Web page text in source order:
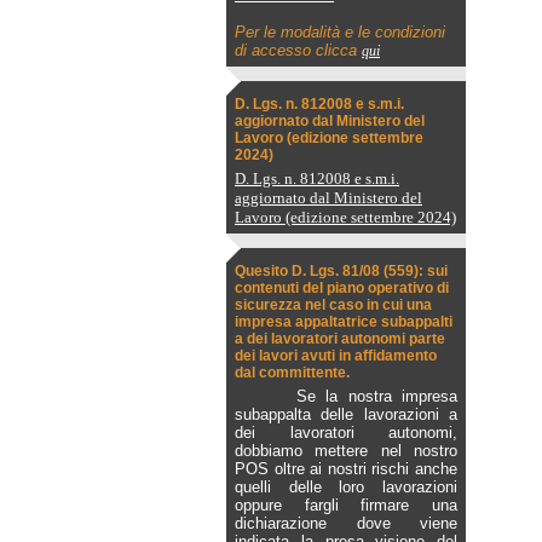
Per le modalità e le condizioni
di accesso clicca qui
D. Lgs. n. 812008 e s.m.i.
aggiornato dal Ministero del
Lavoro (edizione settembre
2024)
D. Lgs. n. 812008 e s.m.i.
aggiornato dal Ministero del
Lavoro (edizione settembre 2024)
Quesito D. Lgs. 81/08 (559): sui
contenuti del piano operativo di
sicurezza nel caso in cui una
impresa appaltatrice subappalti
a dei lavoratori autonomi parte
dei lavori avuti in affidamento
dal committente.
Se la nostra impresa
subappalta delle lavorazioni a
dei lavoratori autonomi,
dobbiamo mettere nel nostro
POS oltre ai nostri rischi anche
quelli delle loro lavorazioni
oppure fargli firmare una
dichiarazione dove viene